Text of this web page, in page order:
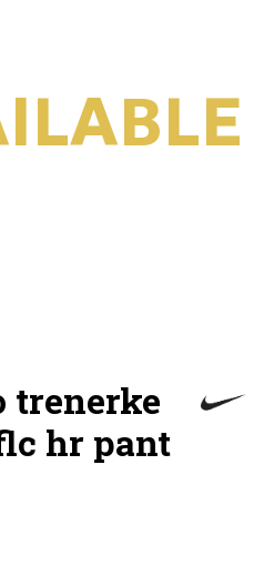
trenerke
hr pant